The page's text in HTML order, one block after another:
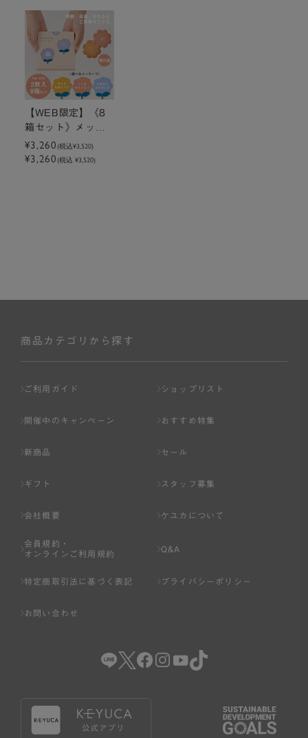
【WEB限定】《8
箱セット》メッセ
ージ付きバターサ
ブレ2枚入〈コッ
¥3,260(税込¥3,520)
¥3,260(税込 ¥3,520)
商品カテゴリから探す
ご利用ガイド ショップリスト
開催中のキャンペーン おすすめ特集
新商品 セール
ギフト スタッフ募集
会社概要 ケユカについて
会員規約・
オンラインご利用規約
Q&A
特定商取引法に基づく表記 プライバシーポリシー
お問い合わせ